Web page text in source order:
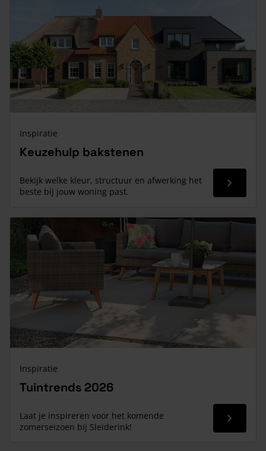
Inspiratie
Keuzehulp bakstenen
Bekijk welke kleur, structuur en afwerking het
beste bij jouw woning past.
Read
Inspiratie
Tuintrends 2026
Laat je inspireren voor het komende
zomerseizoen bij Sleiderink!
Read